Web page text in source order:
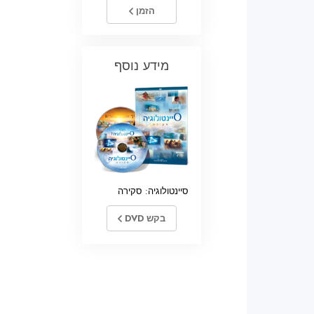
הזמן
מידע נוסף
סיינטולוגיה: סקירה
בקש DVD